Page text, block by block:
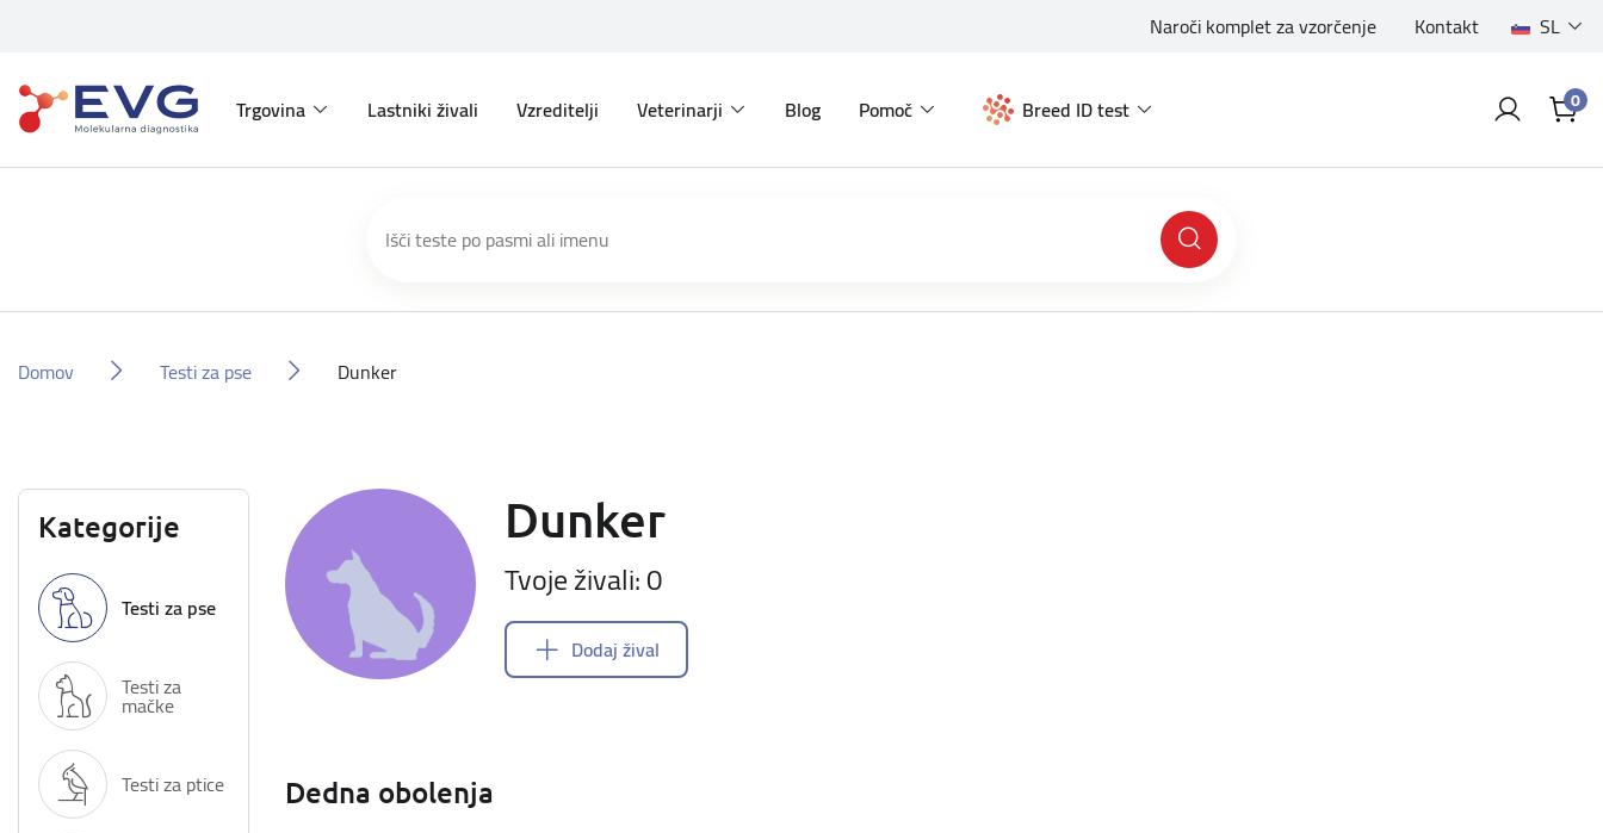
Naroči komplet za vzorčenje Kontakt SL
Trgovina Lastniki živali Vzreditelji Veterinarji Blog Pomoč Breed ID test 0
Domov Testi za pse Dunker
Kategorije
Testi za pse
Testi za
mačke
Testi za ptice
Dunker
Tvoje živali: 0
Dodaj žival
Dedna obolenja